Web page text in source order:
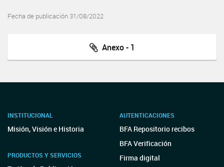
Fecha de publicación 31/08/2022
Anexo - 1
INSTITUCIONAL
Misión, Visión e Historia
PRODUCTOS Y SERVICIOS
AUTENTICACIONES
BFA Repositorio recibos
BFA Verificación
Firma digital